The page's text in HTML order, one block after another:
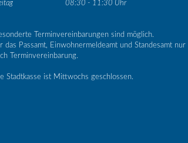
08:30 - 11:30 Uhr
Terminvereinbarungen sind möglich.
das Passamt, Einwohnermeldeamt und Standesamt nur
Terminvereinbarung.
Stadtkasse ist Mittwochs geschlossen.